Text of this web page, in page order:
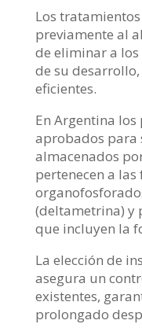
Los
previamente al
de eliminar a los
de su
eficientes.
En Argentina
aprobados para
almacenados
pertenecen a
(deltametrina) y
que incluyen la
La elección de
asegura un
existentes,
prolongado